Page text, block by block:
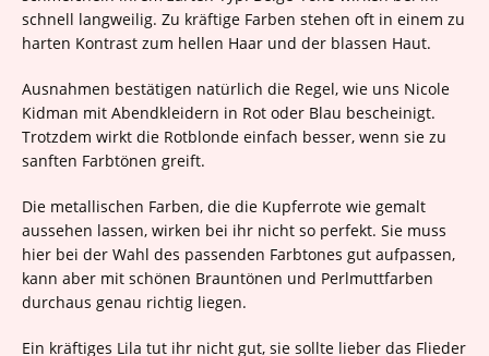
schnell langweilig. Zu kräftige Farben stehen oft in einem zu
harten Kontrast zum hellen Haar und der blassen Haut.
Ausnahmen bestätigen natürlich die Regel, wie uns Nicole
Kidman mit Abendkleidern in Rot oder Blau bescheinigt.
Trotzdem wirkt die Rotblonde einfach besser, wenn sie zu
sanften Farbtönen greift.
Die metallischen Farben, die die Kupferrote wie gemalt
aussehen lassen, wirken bei ihr nicht so perfekt. Sie muss
hier bei der Wahl des passenden Farbtones gut aufpassen,
kann aber mit schönen Brauntönen und Perlmuttfarben
durchaus genau richtig liegen.
Ein kräftiges Lila tut ihr nicht gut, sie sollte lieber das Flieder